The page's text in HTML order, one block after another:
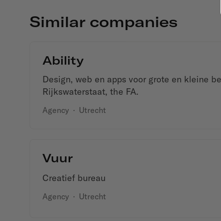
Similar companies
Ability
Design, web en apps voor grote en kleine
Rijkswaterstaat, the FA.
Agency · Utrecht
Vuur
Creatief bureau
Agency · Utrecht